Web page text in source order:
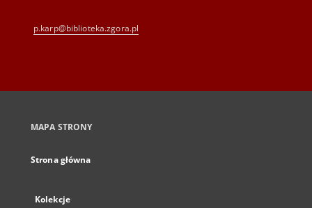
p.karp@biblioteka.zgora.pl
MAPA STRONY
Strona główna
Kolekcje